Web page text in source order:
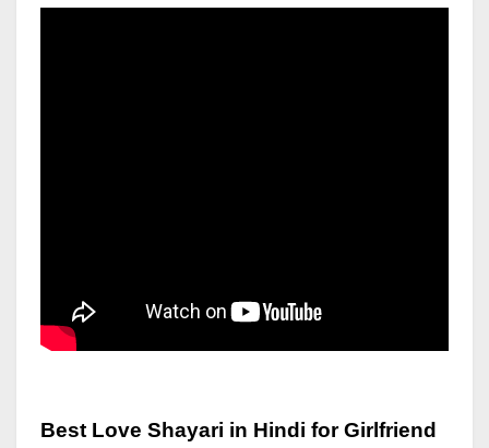
Best Love Shayari in Hindi for Girlfriend